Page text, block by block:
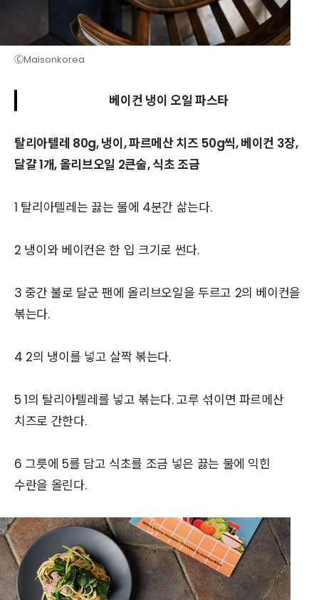
ⒸMaisonkorea
베이컨 냉이 오일 파스타
탈리아텔레 80g, 냉이, 파르메산 치즈 50g씩, 베이컨 3장,
달걀 1개, 올리브오일 2큰술, 식초 조금
1 탈리아텔레는 끓는 물에 4분간 삶는다.
2 냉이와 베이컨은 한 입 크기로 썬다.
3 중간 불로 달군 팬에 올리브오일을 두르고 2의 베이컨을
볶는다.
4 2의 냉이를 넣고 살짝 볶는다.
5 1의 탈리아텔레를 넣고 볶는다. 고루 섞이면 파르메산
치즈로 간한다.
6 그릇에 5를 담고 식초를 조금 넣은 끓는 물에 익힌
수란을 올린다.